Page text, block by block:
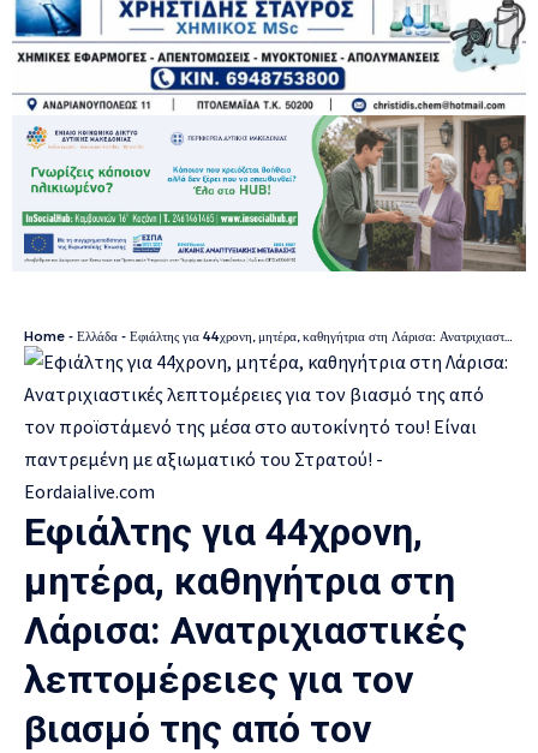
Home - Ελλάδα - Εφιάλτης για 44χρονη, μητέρα, καθηγήτρια στη Λάρισα: Ανατριχιαστικές λεπτομέρειες για τον βιασμό της από τον προϊστάμενό της μέσα στο αυτοκίνητό του! Είναι παντρεμένη με αξιωματικό του Στρατού!
Εφιάλτης για 44χρονη,
μητέρα, καθηγήτρια στη
Λάρισα: Ανατριχιαστικές
λεπτομέρειες για τον
βιασμό της από τον